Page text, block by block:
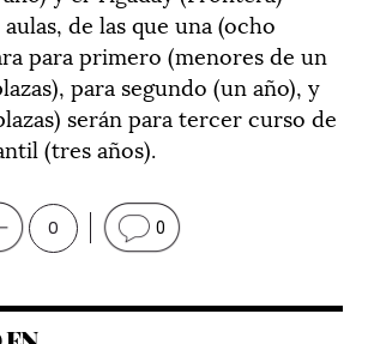
de las que una (ocho
para primero (menores de un
para segundo (un año), y
serán para tercer curso de
(tres años).
0 0